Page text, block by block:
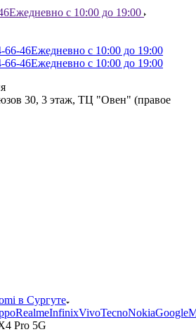
Ежедневно с 10:00 до 19:00
66-46Ежедневно с 10:00 до 19:00
66-46Ежедневно с 10:00 до 19:00
30, 3 этаж, ТЦ "Овен" (правое
в Сургуте
RealmeInfinixVivoTecnoNokiaGoogle
Pro 5G